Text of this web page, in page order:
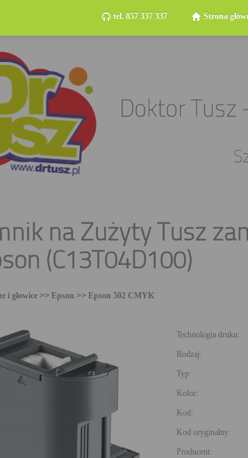
tel. 857 337 337 Strona
na Zużyty Tusz
(C13T04D100)
i głowice >> Epson >> Epson 502 CMYK
Technologia druku:
Rodzaj:
Typ:
Kolor:
Kod:
Kod oryginalny:
Producent: